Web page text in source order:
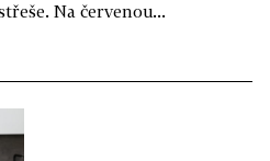
Na červenou...